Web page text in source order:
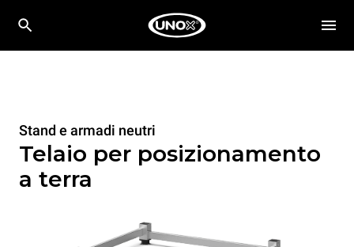
Stand e armadi neutri
Telaio per posizionamento
a terra